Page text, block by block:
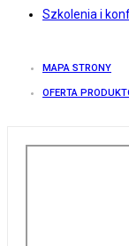
Szkolenia i
MAPA STRONY
OFERTA